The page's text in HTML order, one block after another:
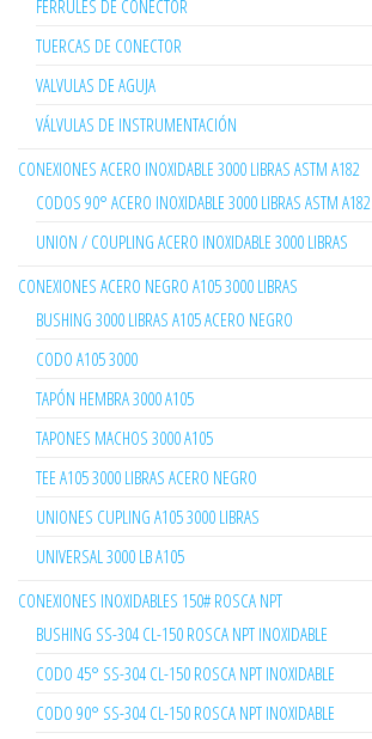
FERRULES DE CONECTOR
TUERCAS DE CONECTOR
VALVULAS DE AGUJA
VÁLVULAS DE INSTRUMENTACIÓN
CONEXIONES ACERO INOXIDABLE 3000 LIBRAS ASTM A182
CODOS 90° ACERO INOXIDABLE 3000 LIBRAS ASTM A182
UNION / COUPLING ACERO INOXIDABLE 3000 LIBRAS
CONEXIONES ACERO NEGRO A105 3000 LIBRAS
BUSHING 3000 LIBRAS A105 ACERO NEGRO
CODO A105 3000
TAPÓN HEMBRA 3000 A105
TAPONES MACHOS 3000 A105
TEE A105 3000 LIBRAS ACERO NEGRO
UNIONES CUPLING A105 3000 LIBRAS
UNIVERSAL 3000 LB A105
CONEXIONES INOXIDABLES 150# ROSCA NPT
BUSHING SS-304 CL-150 ROSCA NPT INOXIDABLE
CODO 45° SS-304 CL-150 ROSCA NPT INOXIDABLE
CODO 90° SS-304 CL-150 ROSCA NPT INOXIDABLE